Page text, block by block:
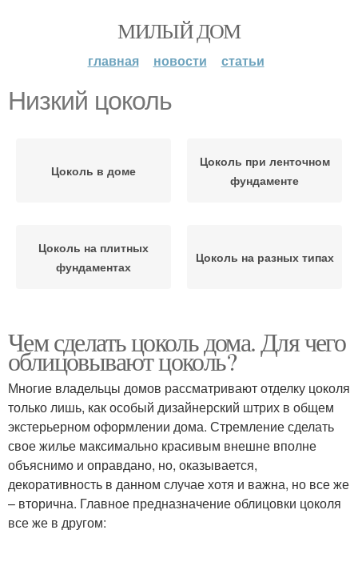
МИЛЫЙ ДОМ
главная новости статьи
Низкий цоколь
Цоколь в доме
Цоколь при ленточном
фундаменте
Цоколь на плитных
фундаментах
Цоколь на разных типах
Чем сделать цоколь дома. Для чего
облицовывают цоколь?
Многие владельцы домов рассматривают отделку цоколя
только лишь, как особый дизайнерский штрих в общем
экстерьерном оформлении дома. Стремление сделать
свое жилье максимально красивым внешне вполне
объяснимо и оправдано, но, оказывается,
декоративность в данном случае хотя и важна, но все же
– вторична. Главное предназначение облицовки цоколя
все же в другом: